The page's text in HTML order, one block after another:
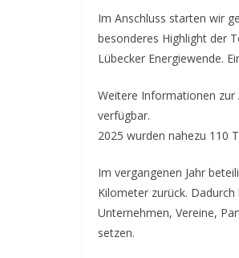
Im Anschluss starten wir
besonderes Highlight der
Lübecker Energiewende.
Weitere Informationen
verfügbar.
2025 wurden nahezu 110
Im vergangenen Jahr
Kilometer zurück.
Unternehmen, Vereine,
setzen.